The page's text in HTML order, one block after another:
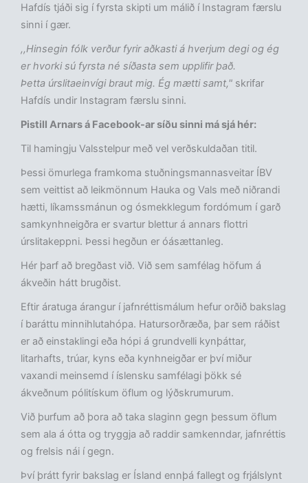
Hafdís tjáði sig í fyrsta skipti um málið í Instagram færslu
sinni í gær.
,,Hinsegin fólk verður fyrir aðkasti á hverjum degi og ég
er hvorki sú fyrsta né síðasta sem upplifir það.
Þetta úrslitaeinvígi braut mig. Ég mætti samt," skrifar
Hafdís undir Instagram færslu sinni.
Pistill Arnars á Facebook-ar síðu sinni má sjá hér:
Til hamingju Valsstelpur með vel verðskuldaðan titil.
Þessi ömurlega framkoma stuðningsmannasveitar ÍBV
sem veittist að leikmönnum Hauka og Vals með niðrandi
hætti, líkamssmánun og ósmekklegum fordómum í garð
samkynhneigðra er svartur blettur á annars flottri
úrslitakeppni. Þessi hegðun er óásættanleg.
Hér þarf að bregðast við. Við sem samfélag höfum á
ákveðin hátt brugðist.
Eftir áratuga árangur í jafnréttismálum hefur orðið bakslag
í baráttu minnihlutahópa. Hatursorðræða, þar sem ráðist
er að einstaklingi eða hópi á grundvelli kynþáttar,
litarhafts, trúar, kyns eða kynhneigðar er því miður
vaxandi meinsemd í íslensku samfélagi þökk sé
ákveðnum pólitískum öflum og lýðskrumurum.
Við þurfum að þora að taka slaginn gegn þessum öflum
sem ala á ótta og tryggja að raddir samkenndar, jafnréttis
og frelsis nái í gegn.
Því þrátt fyrir bakslag er Ísland ennþá fallegt og frjálslynt